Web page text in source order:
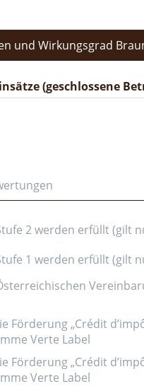
und Wirkungsgrad
(geschlossene
2 werden erfüllt (gilt
1 werden erfüllt (gilt
Förderung „Crédit
Verte Label
Förderung „Crédit
Verte Label